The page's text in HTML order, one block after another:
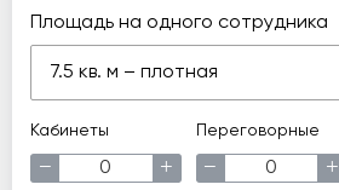
Площадь на одного сотрудника
7.5 кв. м – плотная
Кабинеты
− +
Переговорные
− +